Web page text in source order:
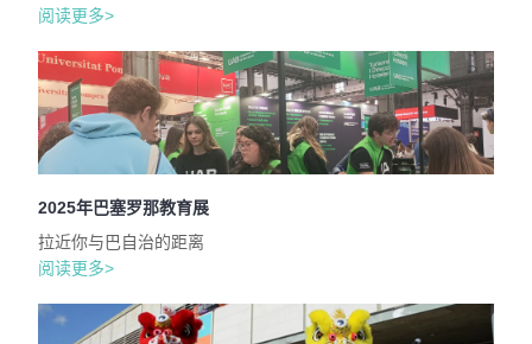
阅读更多>
2025年巴塞罗那教育展
拉近你与巴自治的距离
阅读更多>